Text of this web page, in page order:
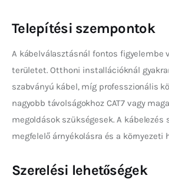
Telepítési szempontok
A kábelválasztásnál fontos figyelembe
területet. Otthoni installációknál
szabványú kábel, míg professzionális
nagyobb távolságokhoz CAT7 vagy
megoldások szükségesek. A kábelezés
megfelelő árnyékolásra és a környezeti
Szerelési lehetőségek